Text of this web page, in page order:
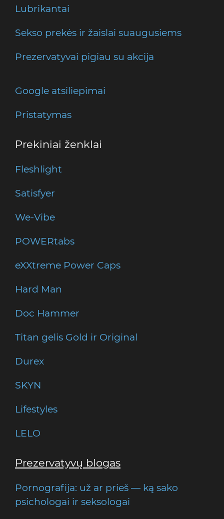
Lubrikantai
Sekso prekės ir žaislai suaugusiems
Prezervatyvai pigiau su akcija
Google atsiliepimai
Pristatymas
Prekiniai ženklai
Fleshlight
Satisfyer
We-Vibe
POWERtabs
eXXtreme Power Caps
Hard Man
Doc Hammer
Titan gelis Gold ir Original
Durex
SKYN
Lifestyles
LELO
Prezervatyvų blogas
Pornografija: už ar prieš — ką sako
psichologai ir seksologai